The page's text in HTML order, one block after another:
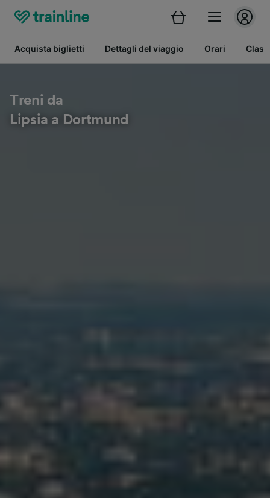
Acquista biglietti Dettagli del viaggio Orari
Treni da
Lipsia a Dortmund